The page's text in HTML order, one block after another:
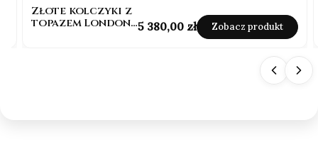
Złote kolczyki z
topazem London Cena
5 380,00 zł Zobacz produkt